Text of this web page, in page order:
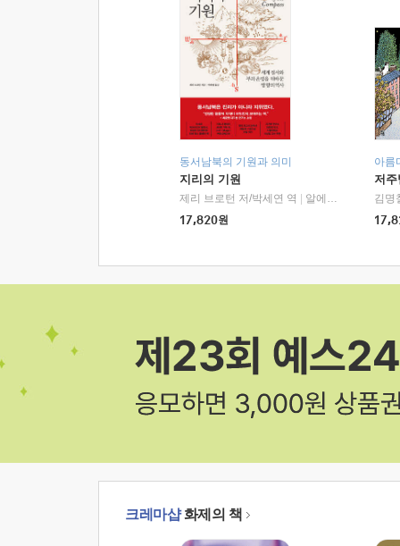
동서남북의 기원과 의미
지리의 기원
제리 브로턴 저/박세연 역
알에이치코리아(RHK)
17,820원
아름
저
김명
크레마샵화제의 책